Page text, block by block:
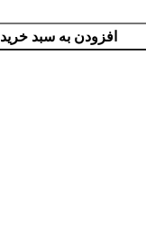
افزودن به سبد خرید